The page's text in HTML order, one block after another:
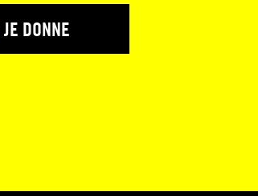
JE DONNE